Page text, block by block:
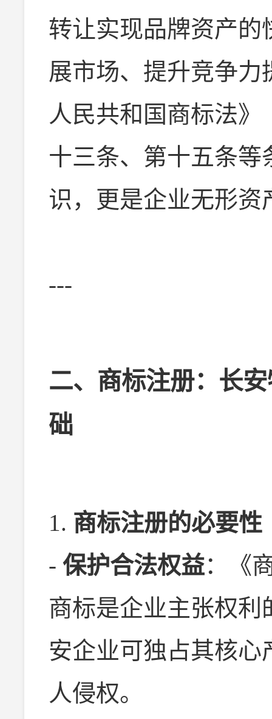
转让实现品牌资产的
展市场、提升竞争
人民共和国商标法
十三条、第十五条
识，更是企业无形资
---
二、商标注册：长
础
1. 商标注册的必要性
- 保护合法权益：《
商标是企业主张权
安企业可独占其核
人侵权。